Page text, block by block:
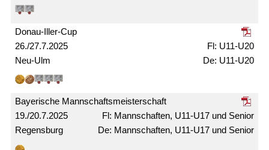
26./27.7.2025
Donau-Iller-Cup
Neu-Ulm
U11-U20
U11-U20
19./20.7.2025
Bayerische Mann­schafts­meister­schaft
Regensburg
Mann­schaften, U11-U17 und Senior
Mann­schaften, U11-U17 und Senior